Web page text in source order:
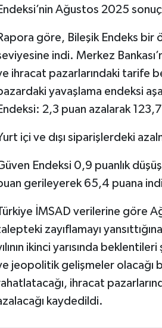
Ağustos 2025
göre, Bileşik Endeks
indi. Merkez
ihracat pazarlarındaki tarife
yavaşlama endeksi
2,3 puan azalarak
içi ve dışı siparişlerdeki
Endeksi 0,9 puanlık
gerileyerek 65,4 puana
İMSAD verilerine göre
zayıflamayı
ikinci yarısında
jeopolitik gelişmeler olacağı
ihracat
kaydedildi.